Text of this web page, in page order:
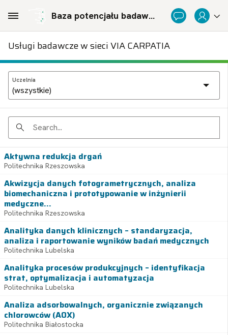
Baza potencjału badawczego Politechnicznej Sieci Via Carpatia im. Prezydenta RP Lecha Kaczyńskiego
Usługi badawcze w sieci VIA CARPATIA
Uczelnia
Search
Aktywna redukcja drgań
Politechnika Rzeszowska
Akwizycja danych fotogrametrycznych, analiza
biomechaniczna i prototypowanie w inżynierii
medyczne...
Politechnika Rzeszowska
Analityka danych klinicznych – standaryzacja,
analiza i raportowanie wyników badań medycznych
Politechnika Lubelska
Analityka procesów produkcyjnych – identyfikacja
strat, optymalizacja i automatyzacja
Politechnika Lubelska
Analiza adsorbowalnych, organicznie związanych
chlorowców (AOX)
Politechnika Białostocka